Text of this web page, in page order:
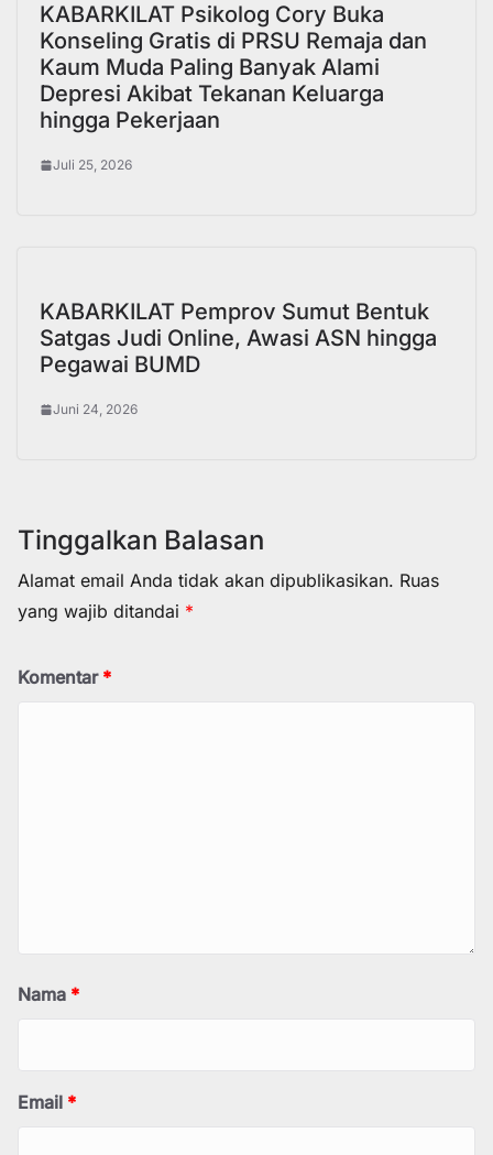
KABARKILAT Psikolog Cory Buka
Konseling Gratis di PRSU Remaja dan
Kaum Muda Paling Banyak Alami
Depresi Akibat Tekanan Keluarga
hingga Pekerjaan
Juli 25, 2026
KABARKILAT Pemprov Sumut Bentuk
Satgas Judi Online, Awasi ASN hingga
Pegawai BUMD
Juni 24, 2026
Tinggalkan Balasan
Alamat email Anda tidak akan dipublikasikan. Ruas
yang wajib ditandai *
Komentar *
Nama *
Email *